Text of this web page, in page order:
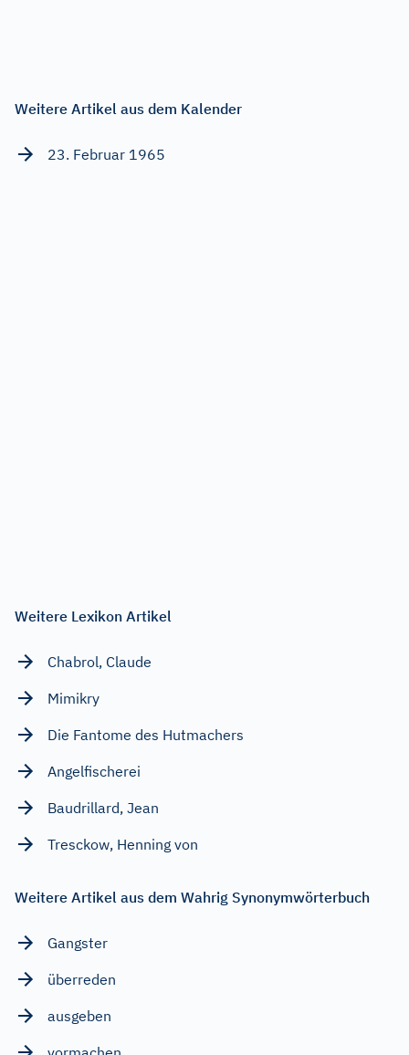
Weitere Artikel aus dem Kalender
23. Februar 1965
Weitere Lexikon Artikel
Chabrol, Claude
Mimikry
Die Fantome des Hutmachers
Angelfischerei
Baudrillard, Jean
Tresckow, Henning von
Weitere Artikel aus dem Wahrig Synonymwörterbuch
Gangster
überreden
ausgeben